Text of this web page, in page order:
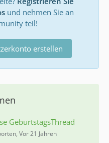
und nehmen Sie an
teil!
erstellen
GeburtstagsThread
Vor 21 Jahren